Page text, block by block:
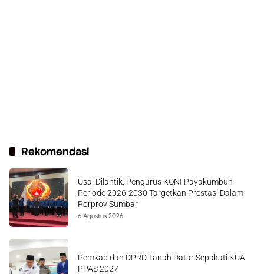
Rekomendasi
Usai Dilantik, Pengurus KONI Payakumbuh
Periode 2026-2030 Targetkan Prestasi Dalam
Porprov Sumbar
6 Agustus 2026
Pemkab dan DPRD Tanah Datar Sepakati KUA
PPAS 2027